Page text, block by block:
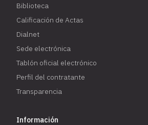
Biblioteca
Calificación de Actas
Dialnet
Sede electrónica
Tablón oficial electrónico
Perfil del contratante
Transparencia
Información